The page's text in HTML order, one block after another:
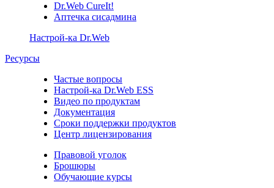
Dr.Web CureIt!
Аптечка сисадмина
Настрой-ка Dr.Web
Ресурсы
Частые вопросы
Настрой-ка Dr.Web ESS
Видео по продуктам
Документация
Сроки поддержки продуктов
Центр лицензирования
Правовой уголок
Брошюры
Обучающие курсы